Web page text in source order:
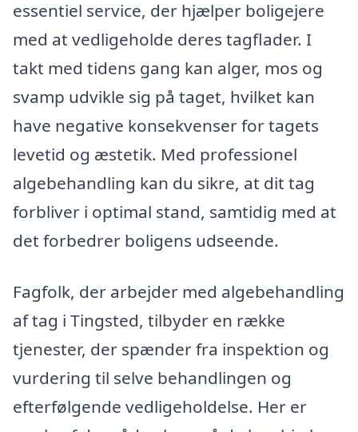
essentiel service, der hjælper boligejere
med at vedligeholde deres tagflader. I
takt med tidens gang kan alger, mos og
svamp udvikle sig på taget, hvilket kan
have negative konsekvenser for tagets
levetid og æstetik. Med professionel
algebehandling kan du sikre, at dit tag
forbliver i optimal stand, samtidig med at
det forbedrer boligens udseende.
Fagfolk, der arbejder med algebehandling
af tag i Tingsted, tilbyder en række
tjenester, der spænder fra inspektion og
vurdering til selve behandlingen og
efterfølgende vedligeholdelse. Her er